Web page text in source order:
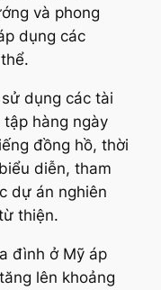
và phong
dụng các
dụng các tài
hàng ngày
đồng hồ, thời
diễn, tham
dự án nghiên
thiện.
đình ở Mỹ áp
lên khoảng